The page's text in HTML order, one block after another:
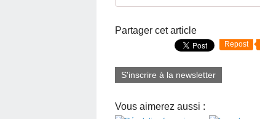
Partager cet article
Repost
S'inscrire à la newsletter
Vous aimerez aussi :